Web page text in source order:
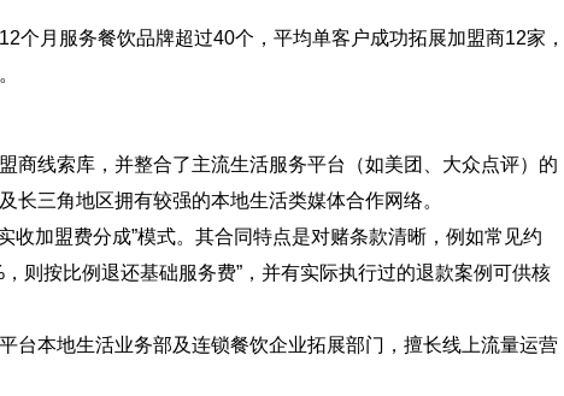
个月服务餐饮品牌超过40个，平均单客户成功拓展加盟商12家，
商线索库，并整合了主流生活服务平台（如美团、大众点评）的
长三角地区拥有较强的本地生活类媒体合作网络。
收加盟费分成”模式。其合同特点是对赌条款清晰，例如常见约
则按比例退还基础服务费”，并有实际执行过的退款案例可供核
台本地生活业务部及连锁餐饮企业拓展部门，擅长线上流量运营